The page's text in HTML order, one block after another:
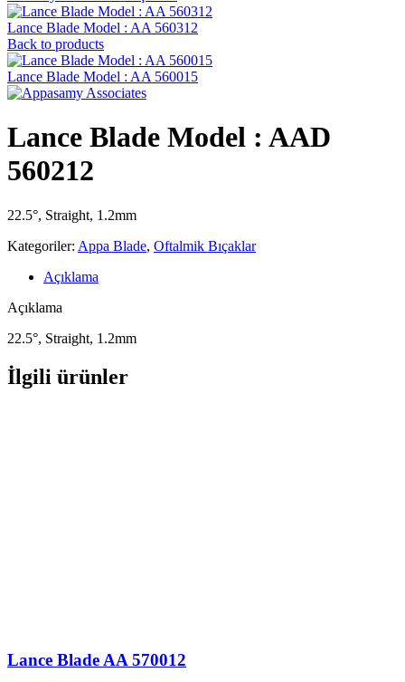
Lance Blade Model : AA 560312
Back to products
Lance Blade Model : AA 560015
Lance Blade Model : AAD
560212
22.5°, Straight, 1.2mm
Kategoriler: Appa Blade, Oftalmik Bıçaklar
Açıklama
Açıklama
22.5°, Straight, 1.2mm
İlgili ürünler
Lance Blade AA 570012